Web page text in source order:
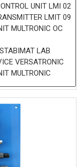
UNIT LMI 02
LMIT 09
MULTRONIC OC
LAB
VERSATRONIC
MULTRONIC